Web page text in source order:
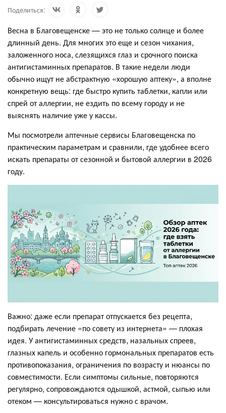
Поделиться:
Весна в Благовещенске — это не только солнце и более
длинный день. Для многих это еще и сезон чихания,
заложенного носа, слезящихся глаз и срочного поиска
антигистаминных препаратов. В такие недели люди
обычно ищут не абстрактную «хорошую аптеку», а вполне
конкретную вещь: где быстро купить таблетки, капли или
спрей от аллергии, не ездить по всему городу и не
выяснять наличие уже у кассы.
Мы посмотрели аптечные сервисы Благовещенска по
практическим параметрам и сравнили, где удобнее всего
искать препараты от сезонной и бытовой аллергии в 2026
году.
Важно: даже если препарат отпускается без рецепта,
подбирать лечение «по совету из интернета» — плохая
идея. У антигистаминных средств, назальных спреев,
глазных капель и особенно гормональных препаратов есть
противопоказания, ограничения по возрасту и нюансы по
совместимости. Если симптомы сильные, повторяются
регулярно, сопровождаются одышкой, астмой, сыпью или
отеком — консультироваться нужно с врачом.